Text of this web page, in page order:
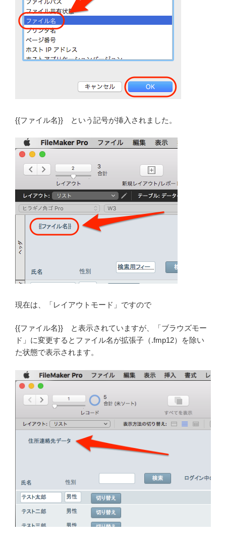
{{ファイル名}} という記号が挿入されました。
現在は、「レイアウトモード」ですので
{{ファイル名}} と表示されていますが、「ブラウズモー
ド」に変更するとファイル名が拡張子（.fmp12）を除い
た状態で表示されます。